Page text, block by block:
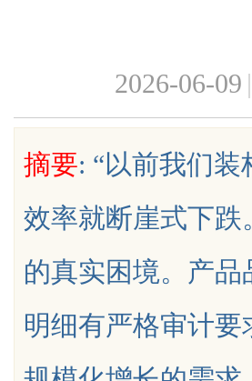
uz
2026-06-09 |
摘要: “以前我们
效率就断崖式下跌
的真实困境。产
明细有严格审计